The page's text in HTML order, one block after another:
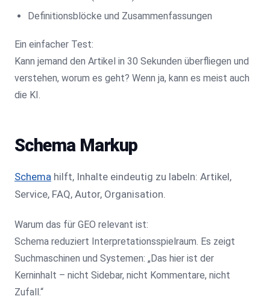
Definitionsblöcke und Zusammenfassungen
Ein einfacher Test:
Kann jemand den Artikel in 30 Sekunden überfliegen und
verstehen, worum es geht? Wenn ja, kann es meist auch
die KI.
Schema Markup
Schema hilft, Inhalte eindeutig zu labeln: Artikel,
Service, FAQ, Autor, Organisation.
Warum das für GEO relevant ist:
Schema reduziert Interpretationsspielraum. Es zeigt
Suchmaschinen und Systemen: „Das hier ist der
Kerninhalt – nicht Sidebar, nicht Kommentare, nicht
Zufall.“